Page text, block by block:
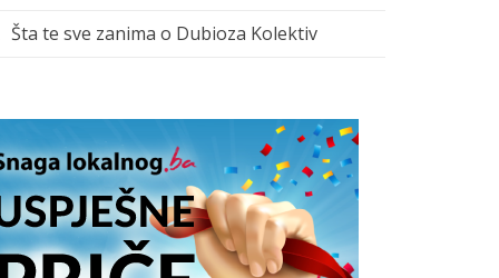
Šta te sve zanima o Dubioza Kolektiv